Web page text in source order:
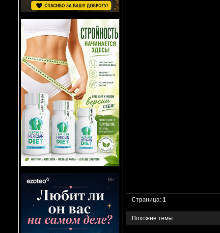
Страница:1
Похожие темы